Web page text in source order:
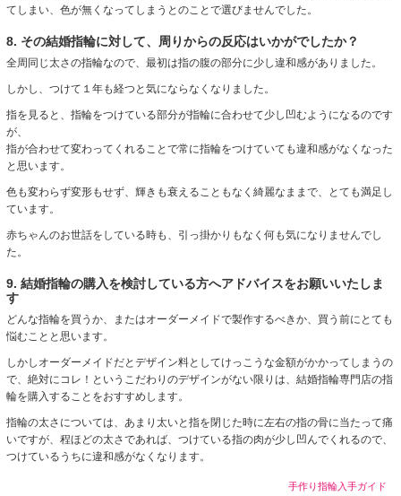
てしまい、色が無くなってしまうとのことで選びませんでした。
8. その結婚指輪に対して、周りからの反応はいかがでしたか？
全周同じ太さの指輪なので、最初は指の腹の部分に少し違和感がありました。
しかし、つけて１年も経つと気にならなくなりました。
指を見ると、指輪をつけている部分が指輪に合わせて少し凹むようになるのです
が、
指が合わせて変わってくれることで常に指輪をつけていても違和感がなくなった
と思います。
色も変わらず変形もせず、輝きも衰えることもなく綺麗なままで、とても満足し
ています。
赤ちゃんのお世話をしている時も、引っ掛かりもなく何も気になりませんでし
た。
9. 結婚指輪の購入を検討している方へアドバイスをお願いいたしま
す
どんな指輪を買うか、またはオーダーメイドで製作するべきか、買う前にとても
悩むことと思います。
しかしオーダーメイドだとデザイン料としてけっこうな金額がかかってしまうの
で、絶対にコレ！というこだわりのデザインがない限りは、結婚指輪専門店の指
輪を購入することをおすすめします。
指輪の太さについては、あまり太いと指を閉じた時に左右の指の骨に当たって痛
いですが、程ほどの太さであれば、つけている指の肉が少し凹んでくれるので、
つけているうちに違和感がなくなります。
手作り指輪入手ガイド